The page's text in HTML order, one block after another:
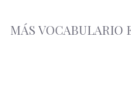
MÁS VOCABULARIO